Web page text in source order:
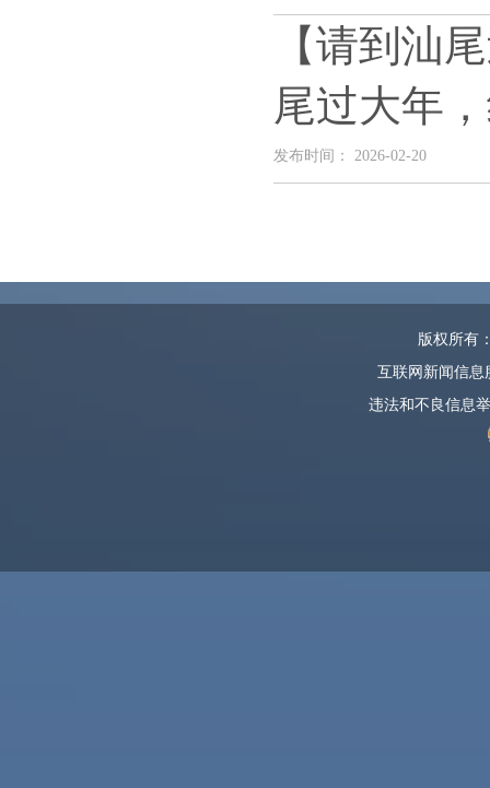
【请到汕
尾过大年
发布时间： 2026-02-20
版权所有
互联网新闻信息
违法和不良信息